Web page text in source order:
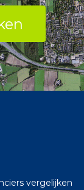
vergelijken